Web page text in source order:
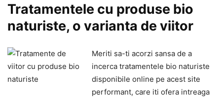
Tratamentele cu produse bio
naturiste, o varianta de viitor
Meriti sa-ti acorzi sansa de a
incerca tratamentele bio naturiste
disponibile online pe acest site
performant, care iti ofera intreaga